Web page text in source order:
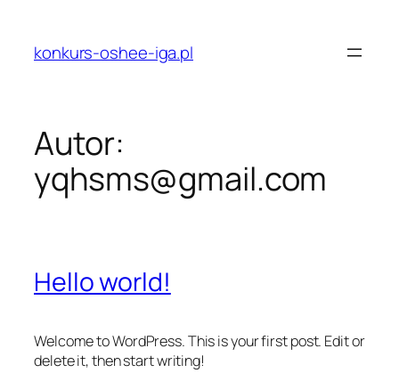
treścikonkurs-oshee-iga.pl
Autor:
yqhsms@gmail.com
Hello world!
Welcome to WordPress. This is your first post. Edit or
delete it, then start writing!